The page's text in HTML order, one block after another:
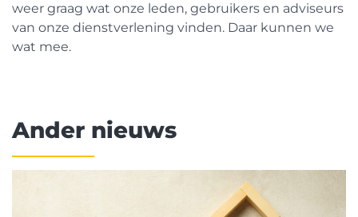
weer graag wat onze leden, gebruikers en adviseurs
van onze dienstverlening vinden. Daar kunnen we
wat mee.
Ander nieuws